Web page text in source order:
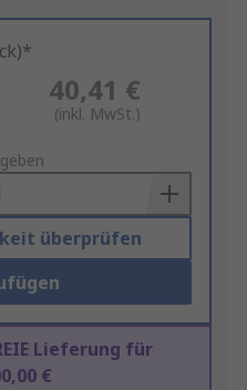
40,41 €
(inkl. MwSt.)
überprüfen
Lieferung für
€